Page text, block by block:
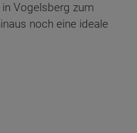
Vogelsberg zum
noch eine ideale